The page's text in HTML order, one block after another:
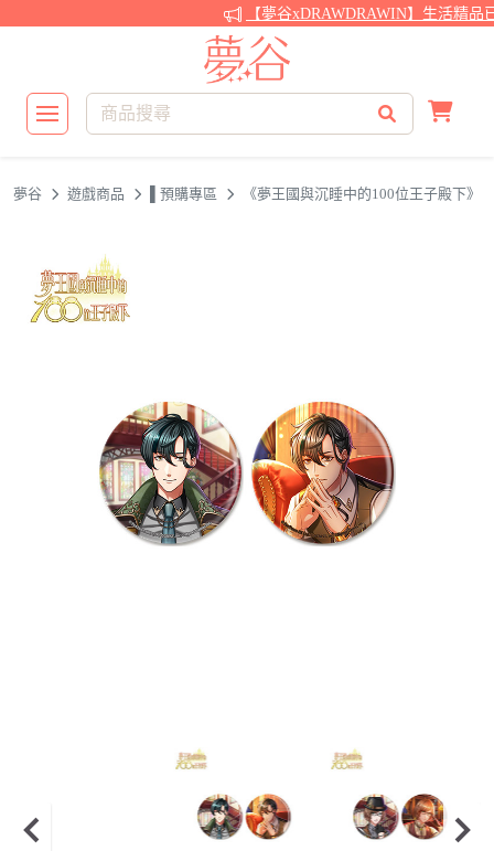
【夢谷xDRAWDRAWIN】生活精品
夢谷 遊戲商品 ▌預購專區 《夢王國與沉睡中的100位王子殿下》